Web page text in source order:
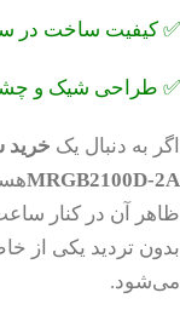
✅ کیفیت ساخت
✅ طراحی شیک و
اگر به دنبال یک
MRGB2100D-2A
ظاهر آن در کنار
بدون تردید یکی از
می‌شود.